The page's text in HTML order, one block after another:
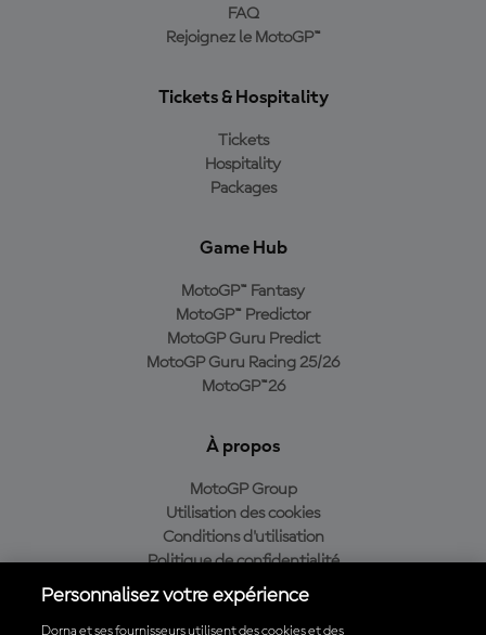
FAQ
Rejoignez le MotoGP™
Tickets & Hospitality
Tickets
Hospitality
Packages
Game Hub
MotoGP™ Fantasy
MotoGP™ Predictor
MotoGP Guru Predict
MotoGP Guru Racing 25/26
MotoGP™26
À propos
MotoGP Group
Utilisation des cookies
Conditions d'utilisation
Politique de confidentialité
Politique d’achat
Personnalisez votre expérience
Dorna et ses fournisseurs utilisent des cookies et des